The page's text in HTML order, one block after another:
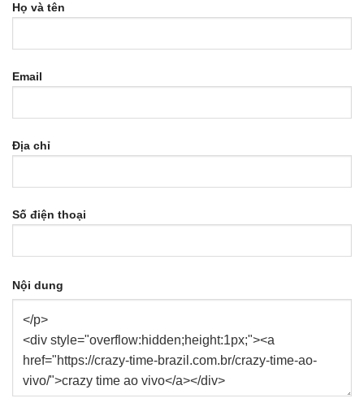
Họ và tên
Email
Địa chỉ
Số điện thoại
Nội dung